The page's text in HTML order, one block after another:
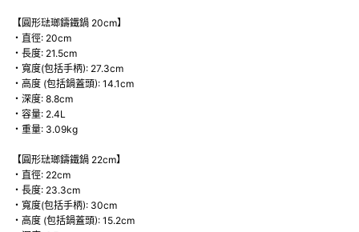
【圓形琺瑯鑄鐵鍋 20cm】
・直徑: 20cm
・長度: 21.5cm
・寬度(包括手柄): 27.3cm
・高度 (包括鍋蓋頭): 14.1cm
・深度: 8.8cm
・容量: 2.4L
・重量: 3.09kg
【圓形琺瑯鑄鐵鍋 22cm】
・直徑: 22cm
・長度: 23.3cm
・寬度(包括手柄): 30cm
・高度 (包括鍋蓋頭): 15.2cm